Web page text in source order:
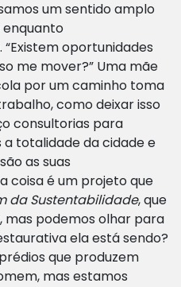
um sentido amplo
enquanto
oportunidades
me mover?” Uma mãe
por um caminho toma
como deixar isso
consultorias para
totalidade da cidade e
as suas
coisa é um projeto que
da Sustentabilidade, que
podemos olhar para
ela está sendo?
que produzem
mas estamos